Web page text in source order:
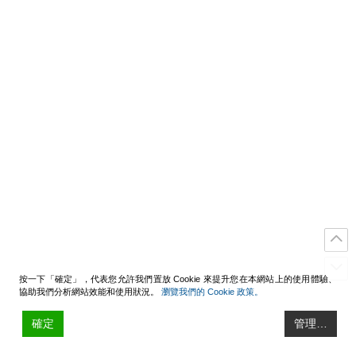
按一下「確定」，代表您允許我們置放 Cookie 來提升您在本網站上的使用體驗、
協助我們分析網站效能和使用狀況。 瀏覽我們的 Cookie 政策。
確定 管理…